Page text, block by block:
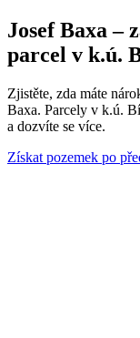
Josef Baxa –
parcel v k.ú.
Zjistěte, zda máte
Baxa. Parcely v k.ú.
a dozvíte se více.
Získat pozemek po